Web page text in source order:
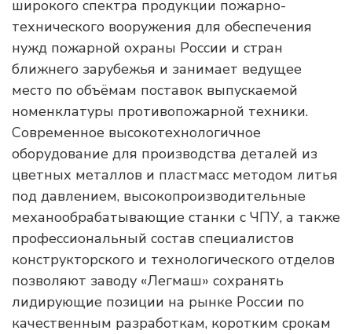
широкого спектра продукции пожарно-
технического вооружения для обеспечения
нужд пожарной охраны России и стран
ближнего зарубежья и занимает ведущее
место по объёмам поставок выпускаемой
номенклатуры противопожарной техники.
Современное высокотехнологичное
оборудование для производства деталей из
цветных металлов и пластмасс методом литья
под давлением, высокопроизводительные
механообрабатывающие станки с ЧПУ, а также
профессиональный состав специалистов
конструкторского и технологического отделов
позволяют заводу «Легмаш» сохранять
лидирующие позиции на рынке России по
качественным разработкам, коротким срокам